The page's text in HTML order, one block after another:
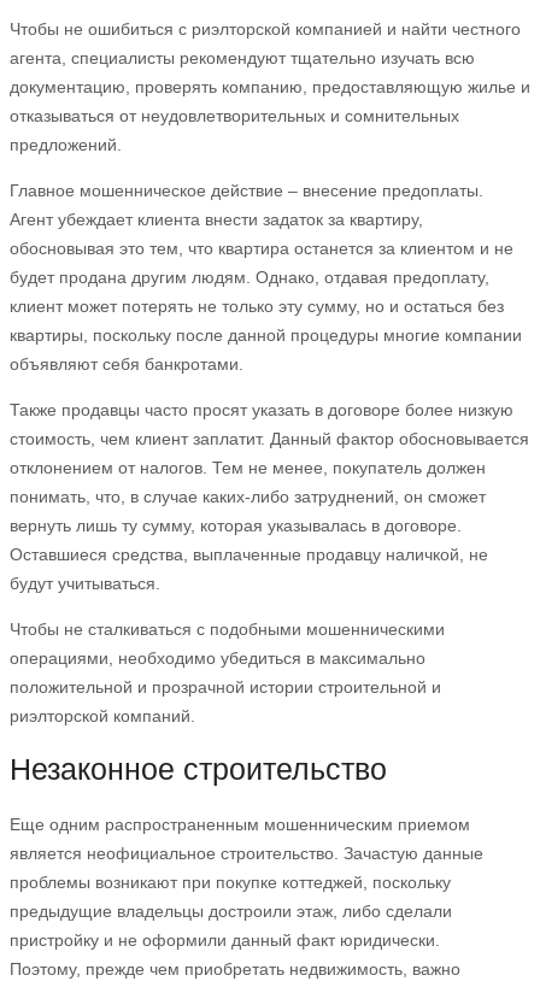
Чтобы не ошибиться с риэлторской компанией и найти честного
агента, специалисты рекомендуют тщательно изучать всю
документацию, проверять компанию, предоставляющую жилье и
отказываться от неудовлетворительных и сомнительных
предложений.
Главное мошенническое действие – внесение предоплаты.
Агент убеждает клиента внести задаток за квартиру,
обосновывая это тем, что квартира останется за клиентом и не
будет продана другим людям. Однако, отдавая предоплату,
клиент может потерять не только эту сумму, но и остаться без
квартиры, поскольку после данной процедуры многие компании
объявляют себя банкротами.
Также продавцы часто просят указать в договоре более низкую
стоимость, чем клиент заплатит. Данный фактор обосновывается
отклонением от налогов. Тем не менее, покупатель должен
понимать, что, в случае каких-либо затруднений, он сможет
вернуть лишь ту сумму, которая указывалась в договоре.
Оставшиеся средства, выплаченные продавцу наличкой, не
будут учитываться.
Чтобы не сталкиваться с подобными мошенническими
операциями, необходимо убедиться в максимально
положительной и прозрачной истории строительной и
риэлторской компаний.
Незаконное строительство
Еще одним распространенным мошенническим приемом
является неофициальное строительство. Зачастую данные
проблемы возникают при покупке коттеджей, поскольку
предыдущие владельцы достроили этаж, либо сделали
пристройку и не оформили данный факт юридически.
Поэтому, прежде чем приобретать недвижимость, важно